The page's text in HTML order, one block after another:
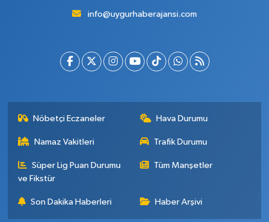
info@uygurhaberajansi.com
Nöbetçi Eczaneler Hava Durumu
Namaz Vakitleri Trafik Durumu
Süper Lig Puan Durumu
ve Fikstür
Tüm Manşetler
Son Dakika Haberleri Haber Arşivi